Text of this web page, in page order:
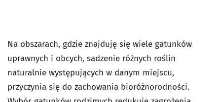
Na obszarach, gdzie znajduję się wiele gatunków
uprawnych i obcych, sadzenie różnych roślin
naturalnie występujących w danym miejscu,
przyczynia się do zachowania bioróżnorodności.